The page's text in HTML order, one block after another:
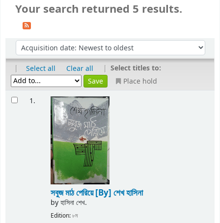
Your search returned 5 results.
| Select all Clear all | Select titles to:
Place hold
1.
সবুজ মাঠ পেরিয়ে[By] শেখ হাসিনা
byহাসিনা শেখ.
Edition:৮ম